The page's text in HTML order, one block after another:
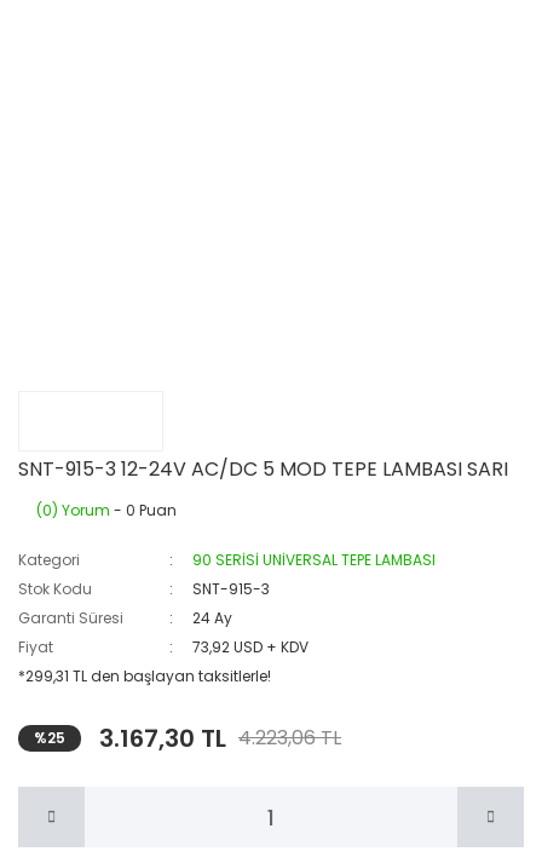
SNT-915-3 12-24V AC/DC 5 MOD TEPE LAMBASI SARI
(0) Yorum - 0 Puan
Kategori
90 SERİSİ UNİVERSAL TEPE LAMBASI
Stok Kodu
SNT-915-3
Garanti Süresi
24 Ay
Fiyat
73,92 USD + KDV
*299,31 TL den başlayan taksitlerle!
%25 3.167,30 TL 4.223,06 TL